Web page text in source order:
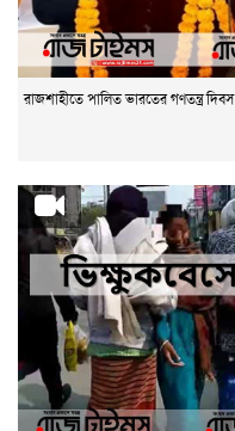
রাজশাহীতে পালিত ভারতের গণতন্ত্র দিবস